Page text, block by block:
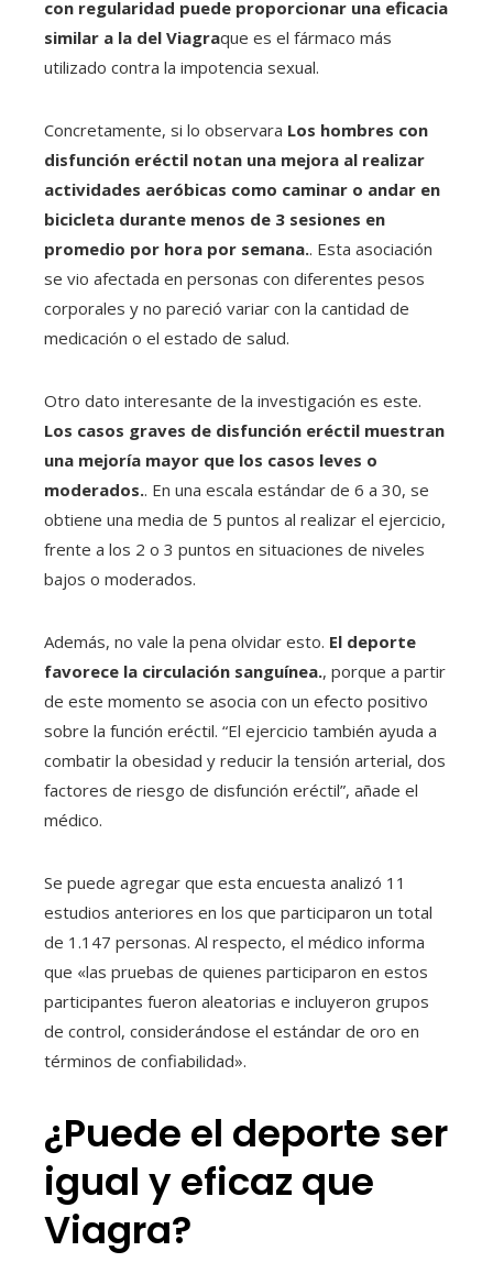
con regularidad puede proporcionar una eficacia
similar a la del Viagraque es el fármaco más
utilizado contra la impotencia sexual.
Concretamente, si lo observara Los hombres con
disfunción eréctil notan una mejora al realizar
actividades aeróbicas como caminar o andar en
bicicleta durante menos de 3 sesiones en
promedio por hora por semana.. Esta asociación
se vio afectada en personas con diferentes pesos
corporales y no pareció variar con la cantidad de
medicación o el estado de salud.
Otro dato interesante de la investigación es este.
Los casos graves de disfunción eréctil muestran
una mejoría mayor que los casos leves o
moderados.. En una escala estándar de 6 a 30, se
obtiene una media de 5 puntos al realizar el ejercicio,
frente a los 2 o 3 puntos en situaciones de niveles
bajos o moderados.
Además, no vale la pena olvidar esto. El deporte
favorece la circulación sanguínea., porque a partir
de este momento se asocia con un efecto positivo
sobre la función eréctil. “El ejercicio también ayuda a
combatir la obesidad y reducir la tensión arterial, dos
factores de riesgo de disfunción eréctil”, añade el
médico.
Se puede agregar que esta encuesta analizó 11
estudios anteriores en los que participaron un total
de 1.147 personas. Al respecto, el médico informa
que «las pruebas de quienes participaron en estos
participantes fueron aleatorias e incluyeron grupos
de control, considerándose el estándar de oro en
términos de confiabilidad».
¿Puede el deporte ser
igual y eficaz que
Viagra?